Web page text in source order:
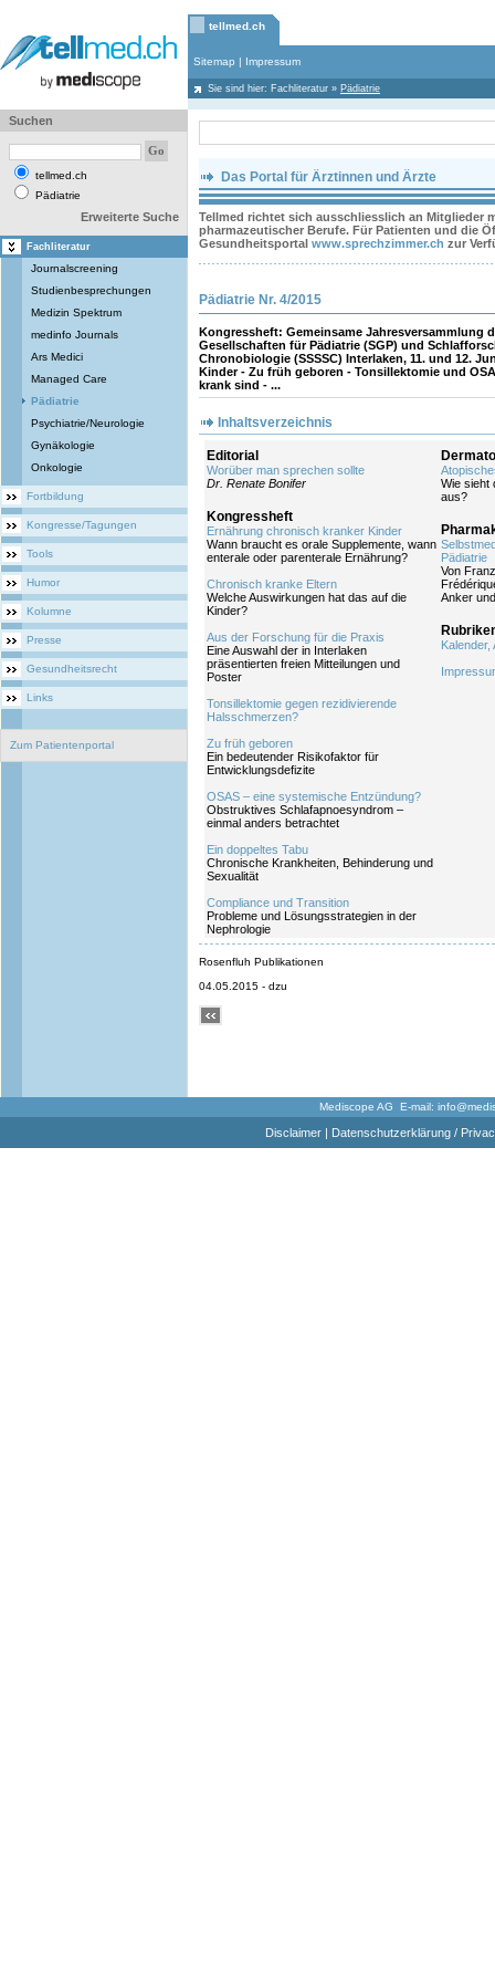
tellmed.ch
Sitemap | Impressum
Sie sind hier: Fachliteratur » Pädiatrie
Suchen
tellmed.ch
Pädiatrie
Erweiterte Suche
Fachliteratur
Journalscreening
Studienbesprechungen
Medizin Spektrum
medinfo Journals
Ars Medici
Managed Care
Pädiatrie
Psychiatrie/Neurologie
Gynäkologie
Onkologie
Fortbildung
Kongresse/Tagungen
Tools
Humor
Kolumne
Presse
Gesundheitsrecht
Links
Zum Patientenportal
Das Portal für Ärztinnen und Ärzte
Tellmed richtet sich ausschliesslich an Mitglieder
pharmazeutischer Berufe. Für Patienten und die
Gesundheitsportal www.sprechzimmer.ch zur
Pädiatrie Nr. 4/2015
Kongressheft: Gemeinsame Jahresversammlung
Gesellschaften für Pädiatrie (SGP) und
Chronobiologie (SSSSC) Interlaken, 11. und 12.
Kinder - Zu früh geboren - Tonsillektomie und
krank sind - ...
Inhaltsverzeichnis
Editorial
Worüber man sprechen sollte
Dr. Renate Bonifer
Kongressheft
Ernährung chronisch kranker Kinder
Wann braucht es orale Supplemente, wann
enterale oder parenterale Ernährung?
Chronisch kranke Eltern
Welche Auswirkungen hat das auf die
Kinder?
Aus der Forschung für die Praxis
Eine Auswahl der in Interlaken
präsentierten freien Mitteilungen und
Poster
Tonsillektomie gegen rezidivierende
Halsschmerzen?
Zu früh geboren
Ein bedeutender Risikofaktor für
Entwicklungsdefizite
OSAS – eine systemische Entzündung?
Obstruktives Schlafapnoesyndrom –
einmal anders betrachtet
Ein doppeltes Tabu
Chronische Krankheiten, Behinderung und
Sexualität
Compliance und Transition
Probleme und Lösungsstrategien in der
Nephrologie
Wie sieht
aus?
Pädiatrie
Von
Anker
Rosenfluh Publikationen
04.05.2015 - dzu
Mediscope AG E-mail:
Disclaimer| Datenschutzerklärung /